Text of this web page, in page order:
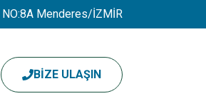
NO:8A Menderes/İZMİR
BIZE ULAŞIN